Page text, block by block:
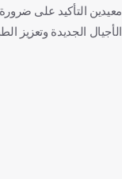
معيدين التأكيد على
الأجيال الجديدة وتعزيز